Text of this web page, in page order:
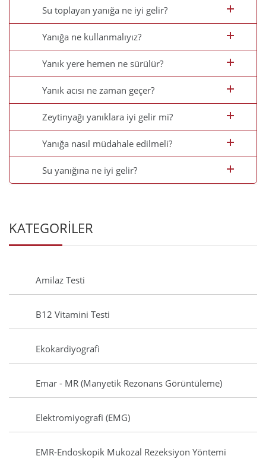
Su toplayan yanığa ne iyi gelir?
Yanığa ne kullanmalıyız?
Yanık yere hemen ne sürülür?
Yanık acısı ne zaman geçer?
Zeytinyağı yanıklara iyi gelir mi?
Yanığa nasıl müdahale edilmeli?
Su yanığına ne iyi gelir?
KATEGORİLER
Amilaz Testi
B12 Vitamini Testi
Ekokardiyografi
Emar - MR (Manyetik Rezonans Görüntüleme)
Elektromiyografi (EMG)
EMR-Endoskopik Mukozal Rezeksiyon Yöntemi